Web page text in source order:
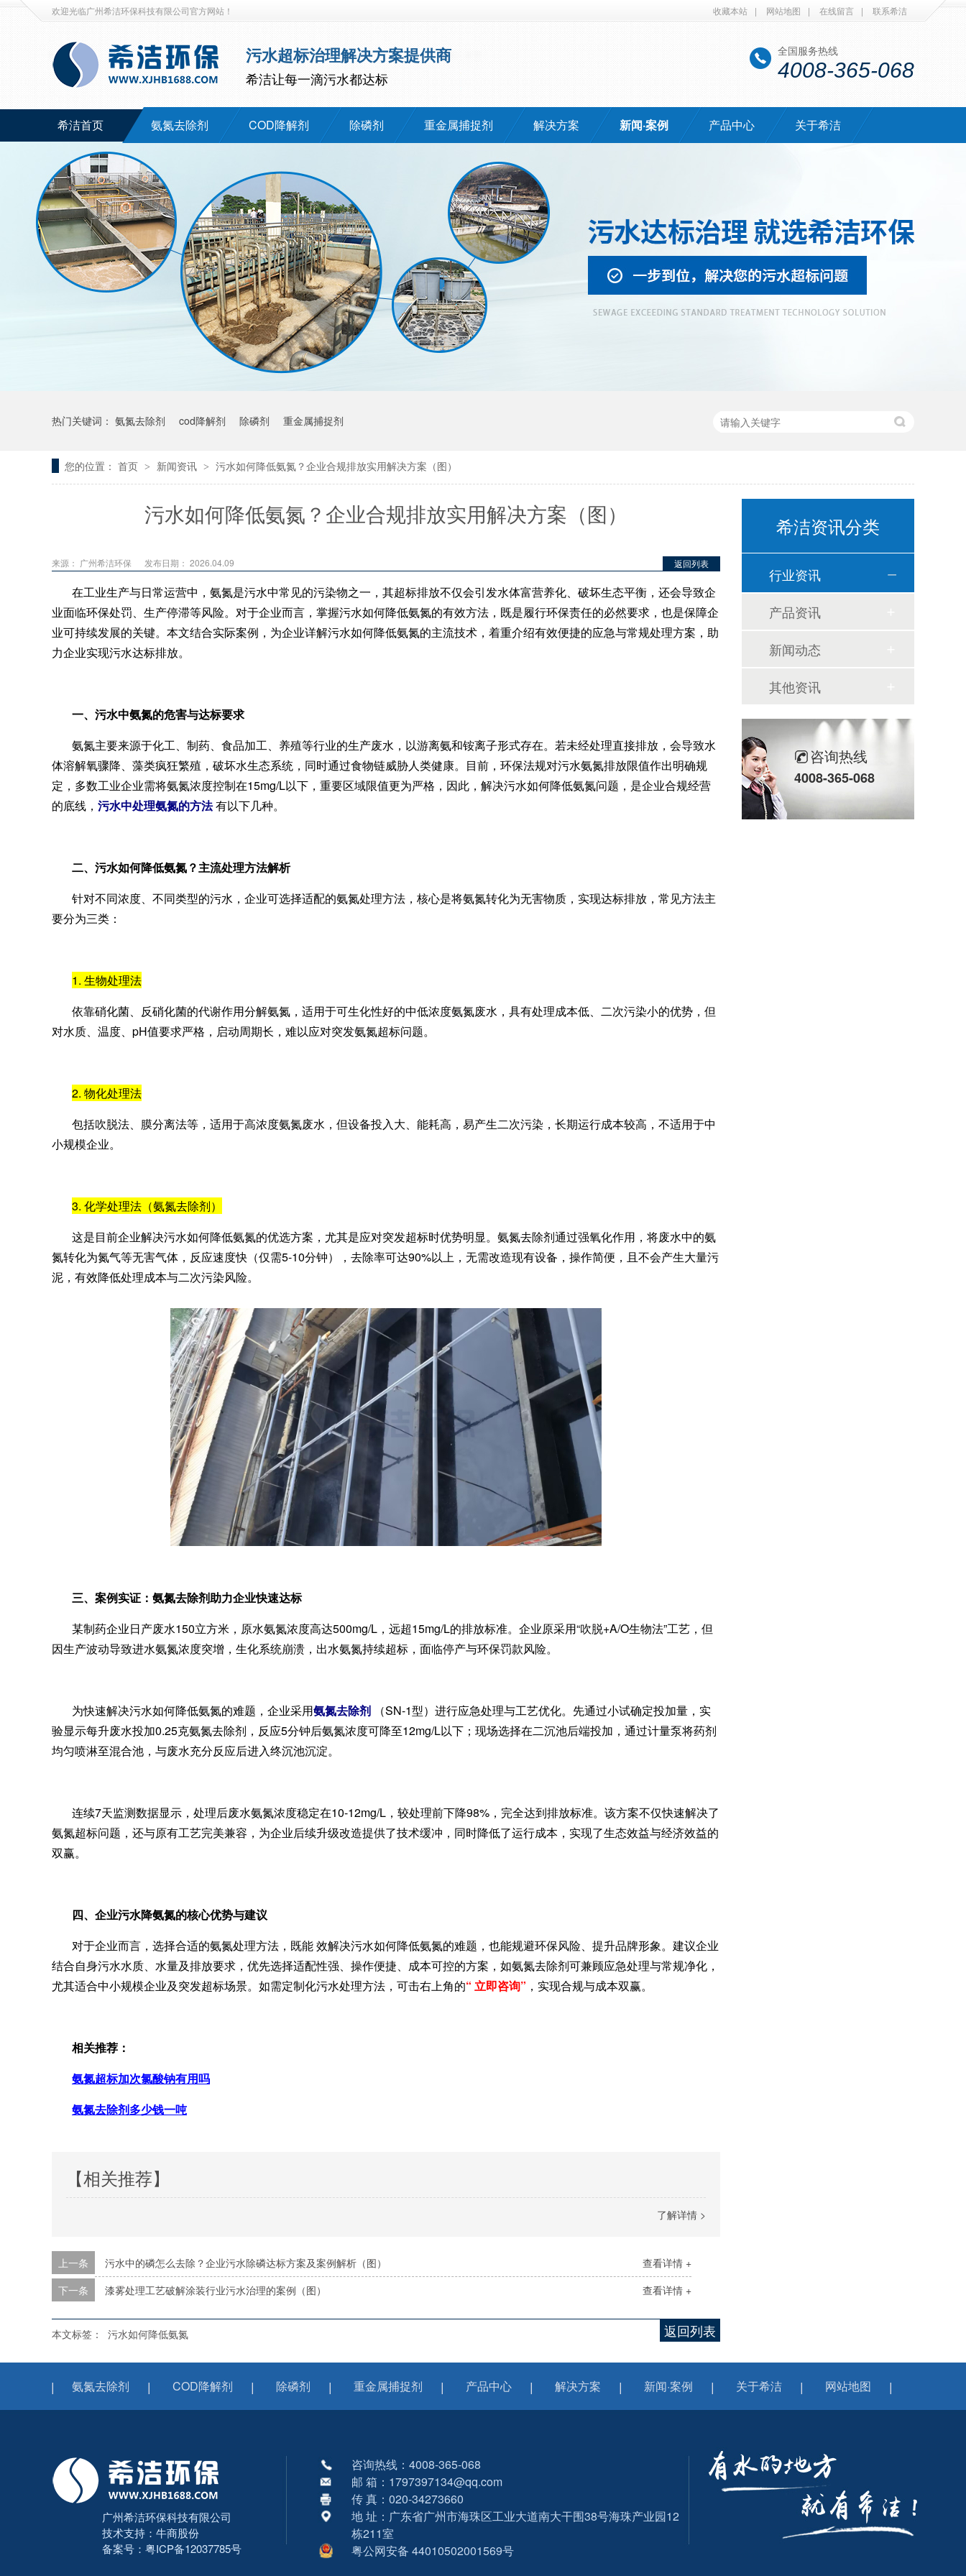
收藏本站 | 网站地图 | 在线留言 | 联系希洁
欢迎光临广州希洁环保科技有限公司官方网站！
污水超标治理解决方案提供商
希洁让每一滴污水都达标
全国服务热线
4008-365-068
希洁首页 氨氮去除剂 COD降解剂 除磷剂 重金属捕捉剂 解决方案 新闻·案例 产品中心 关于希洁
热门关键词： 氨氮去除剂 cod降解剂 除磷剂 重金属捕捉剂
您的位置： 首页 > 新闻资讯 > 污水如何降低氨氮？企业合规排放实用解决方案（图）
污水如何降低氨氮？企业合规排放实用解决方案（图）
返回列表
来源： 广州希洁环保 发布日期： 2026.04.09
在工业生产与日常运营中，氨氮是污水中常见的污染物之一，其超标排放不仅会引发水体富营养化、破坏生态平衡，还会导致企
业面临环保处罚、生产停滞等风险。对于企业而言，掌握污水如何降低氨氮的有效方法，既是履行环保责任的必然要求，也是保障企
业可持续发展的关键。本文结合实际案例，为企业详解污水如何降低氨氮的主流技术，着重介绍有效便捷的应急与常规处理方案，助
力企业实现污水达标排放。
一、污水中氨氮的危害与达标要求
氨氮主要来源于化工、制药、食品加工、养殖等行业的生产废水，以游离氨和铵离子形式存在。若未经处理直接排放，会导致水
体溶解氧骤降、藻类疯狂繁殖，破坏水生态系统，同时通过食物链威胁人类健康。目前，环保法规对污水氨氮排放限值作出明确规
定，多数工业企业需将氨氮浓度控制在15mg/L以下，重要区域限值更为严格，因此，解决污水如何降低氨氮问题，是企业合规经营
的底线， 污水中处理氨氮的方法有以下几种。
二、污水如何降低氨氮？主流处理方法解析
针对不同浓度、不同类型的污水，企业可选择适配的氨氮处理方法，核心是将氨氮转化为无害物质，实现达标排放，常见方法主
要分为三类：
1. 生物处理法
依靠硝化菌、反硝化菌的代谢作用分解氨氮，适用于可生化性好的中低浓度氨氮废水，具有处理成本低、二次污染小的优势，但
对水质、温度、pH值要求严格，启动周期长，难以应对突发氨氮超标问题。
2. 物化处理法
包括吹脱法、膜分离法等，适用于高浓度氨氮废水，但设备投入大、能耗高，易产生二次污染，长期运行成本较高，不适用于中
小规模企业。
3. 化学处理法（氨氮去除剂）
这是目前企业解决污水如何降低氨氮的优选方案，尤其是应对突发超标时优势明显。氨氮去除剂通过强氧化作用，将废水中的氨
氮转化为氮气等无害气体，反应速度快（仅需5-10分钟），去除率可达90%以上，无需改造现有设备，操作简便，且不会产生大量污
泥，有效降低处理成本与二次污染风险。
三、案例实证：氨氮去除剂助力企业快速达标
某制药企业日产废水150立方米，原水氨氮浓度高达500mg/L，远超15mg/L的排放标准。企业原采用“吹脱+A/O生物法”工艺，但
因生产波动导致进水氨氮浓度突增，生化系统崩溃，出水氨氮持续超标，面临停产与环保罚款风险。
为快速解决污水如何降低氨氮的难题，企业采用氨氮去除剂
（SN-1型）进行应急处理与工艺优化。先通过小试确定投加量，实
验显示每升废水投加0.25克氨氮去除剂，反应5分钟后氨氮浓度可降至12mg/L以下；现场选择在二沉池后端投加，通过计量泵将药剂
均匀喷淋至混合池，与废水充分反应后进入终沉池沉淀。
连续7天监测数据显示，处理后废水氨氮浓度稳定在10-12mg/L，较处理前下降98%，完全达到排放标准。该方案不仅快速解决了
氨氮超标问题，还与原有工艺完美兼容，为企业后续升级改造提供了技术缓冲，同时降低了运行成本，实现了生态效益与经济效益的
双赢。
四、企业污水降氨氮的核心优势与建议
对于企业而言，选择合适的氨氮处理方法，既能 效解决污水如何降低氨氮的难题，也能规避环保风险、提升品牌形象。建议企业
结合自身污水水质、水量及排放要求，优先选择适配性强、操作便捷、成本可控的方案，如氨氮去除剂可兼顾应急处理与常规净化，
尤其适合中小规模企业及突发超标场景。如需定制化污水处理方法，可击右上角的“ 立即咨询” ，实现合规与成本双赢。
相关推荐：
氨氮超标加次氯酸钠有用吗
氨氮去除剂多少钱一吨
【相关推荐】
了解详情 >
查看详情 +
上一条
污水中的磷怎么去除？企业污水除磷达标方案及案例解析（图）
查看详情 +
下一条 漆雾处理工艺破解涂装行业污水治理的案例（图）
返回列表
本文标签： 污水如何降低氨氮
希洁资讯分类
行业资讯
产品资讯
新闻动态
其他资讯
咨询热线
4008-365-068
氨氮去除剂 COD降解剂 除磷剂 重金属捕捉剂 产品中心 解决方案 新闻·案例 关于希洁 网站地图
咨询热线：4008-365-068
邮 箱：1797397134@qq.com
传 真：020-34273660
地 址：广东省广州市海珠区工业大道南大干围38号海珠产业园12
栋211室
粤公网安备 44010502001569号
广州希洁环保科技有限公司
技术支持：牛商股份
备案号： 粤ICP备12037785号